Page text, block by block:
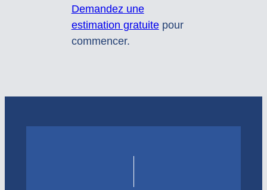
Demandez une
estimation gratuitepour
commencer.